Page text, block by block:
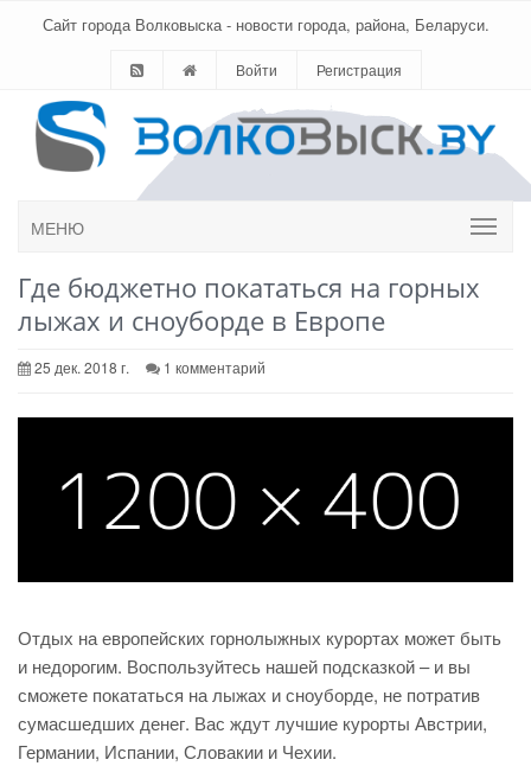
Сайт города Волковыска - новости города, района, Беларуси.
Войти Регистрация
МЕНЮ
Где бюджетно покататься на горных
лыжах и сноуборде в Европе
25 дек. 2018 г. 1 комментарий
Отдых на европейских горнолыжных курортах может быть
и недорогим. Воспользуйтесь нашей подсказкой – и вы
сможете покататься на лыжах и сноуборде, не потратив
сумасшедших денег. Вас ждут лучшие курорты Австрии,
Германии, Испании, Словакии и Чехии.